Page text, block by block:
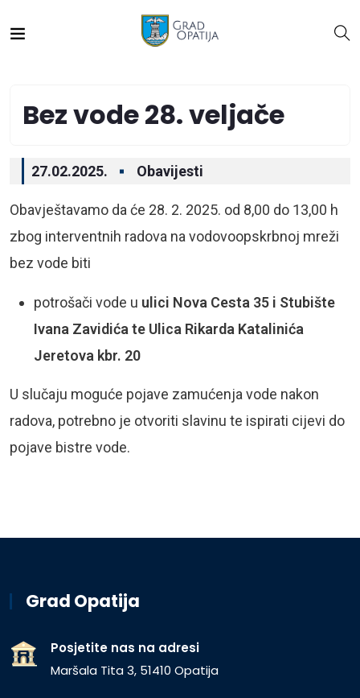
Bez vode 28. veljače
27.02.2025. Obavijesti
Obavještavamo da će 28. 2. 2025. od 8,00 do 13,00 h
zbog interventnih radova na vodovoopskrbnoj mreži
bez vode biti
potrošači vode u ulici Nova Cesta 35 i Stubište
Ivana Zavidića te Ulica Rikarda Katalinića
Jeretova kbr. 20
U slučaju moguće pojave zamućenja vode nakon
radova, potrebno je otvoriti slavinu te ispirati cijevi do
pojave bistre vode.
Grad Opatija
Posjetite nas na adresi
Maršala Tita 3, 51410 Opatija